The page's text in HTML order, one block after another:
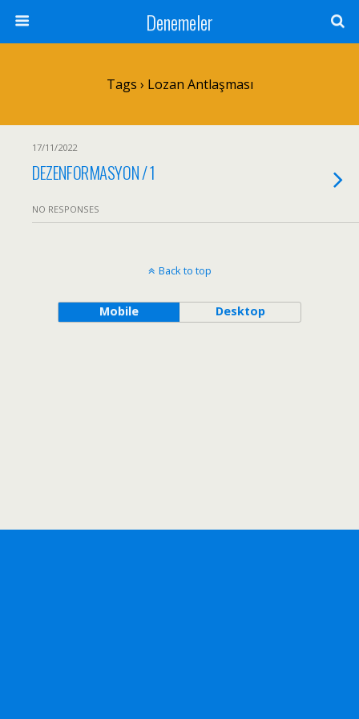
Denemeler
Tags › Lozan Antlaşması
17/11/2022
DEZENFORMASYON / 1
NO RESPONSES
Back to top
Mobile Desktop